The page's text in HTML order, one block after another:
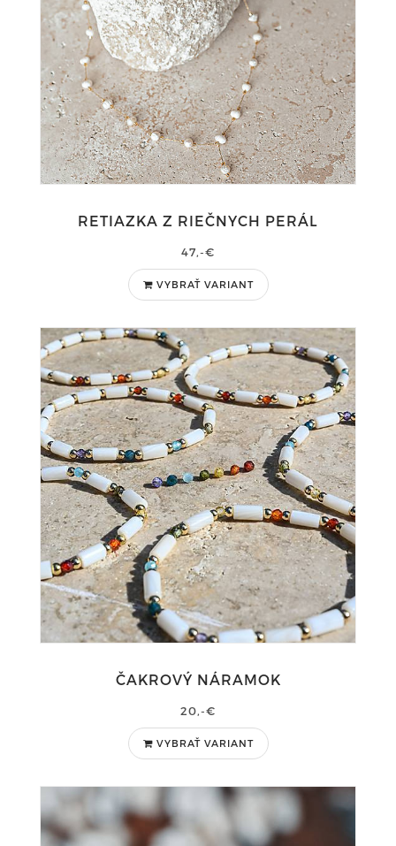
RETIAZKA Z RIEČNYCH PERÁL
47,-€
VYBRAŤ VARIANT
ČAKROVÝ NÁRAMOK
20,-€
VYBRAŤ VARIANT